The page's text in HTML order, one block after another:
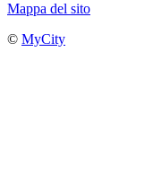
Mappa del sito
© MyCity